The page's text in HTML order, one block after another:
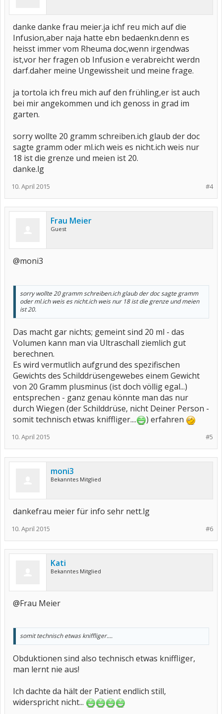
danke danke frau meier.ja ichf reu mich auf die
Infusion,aber naja hatte ebn bedaenkn.denn es
heisst immer vom Rheuma doc,wenn irgendwas
ist,vor her fragen ob Infusion e verabreicht werdn
darf.daher meine Ungewissheit und meine frage.
ja tortola ich freu mich auf den frühling,er ist auch
bei mir angekommen und ich genoss in grad im
garten.
sorry wollte 20 gramm schreiben.ich glaub der doc
sagte gramm oder ml.ich weis es nicht.ich weis nur
18 ist die grenze und meien ist 20.
danke.lg
#4
10. April 2015
Frau Meier
Guest
@moni3
sorry wollte 20 gramm schreiben.ich glaub der doc sagte gramm
oder ml.ich weis es nicht.ich weis nur 18 ist die grenze und meien
ist 20.
Das macht gar nichts; gemeint sind 20 ml - das
Volumen kann man via Ultraschall ziemlich gut
berechnen.
Es wird vermutlich aufgrund des spezifischen
Gewichts des Schilddrüsengewebes einem Gewicht
von 20 Gramm plusminus (ist doch völlig egal...)
entsprechen - ganz genau könnte man das nur
durch Wiegen (der Schilddrüse, nicht Deiner Person -
somit technisch etwas kniffliger....
) erfahren
#5
10. April 2015
moni3
Bekanntes Mitglied
dankefrau meier für info sehr nett.lg
#6
10. April 2015
Kati
Bekanntes Mitglied
@Frau Meier
somit technisch etwas kniffliger....
Obduktionen sind also technisch etwas kniffliger,
man lernt nie aus!
Ich dachte da hält der Patient endlich still,
widerspricht nicht...